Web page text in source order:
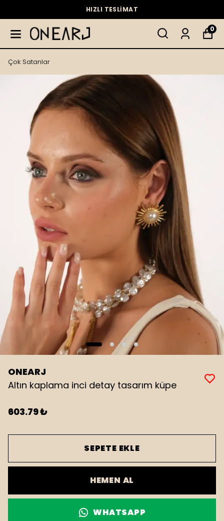
HIZLI TESLİMAT
0
Çok Satanlar
ONEARJ
Altın kaplama inci detay tasarım küpe
603.79 ₺
SEPETE EKLE
HEMEN AL
WHATSAPP